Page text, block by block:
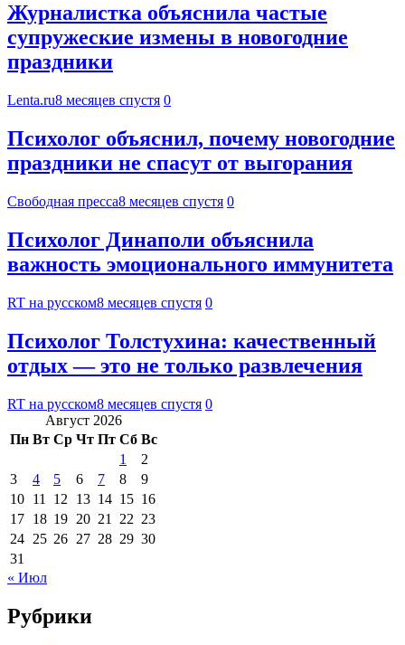
Журналистка объяснила частые
супружеские измены в новогодние
праздники
Lenta.ru8 месяцев спустя 0
Психолог объяснил, почему новогодние
праздники не спасут от выгорания
Свободная пресса8 месяцев спустя 0
Психолог Динаполи объяснила
важность эмоционального иммунитета
RT на русском8 месяцев спустя 0
Психолог Толстухина: качественный
отдых — это не только развлечения
RT на русском8 месяцев спустя 0
Август 2026
Пн Вт Ср Чт Пт Сб Вс
1
2
3
4 5 6 7 8
9
10 11 12 13 14 15 16
17 18 19 20 21 22 23
24 25 26 27 28 29 30
31
« Июл
Рубрики